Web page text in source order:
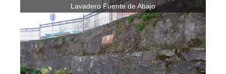
Lavadero Fuente de Abajo